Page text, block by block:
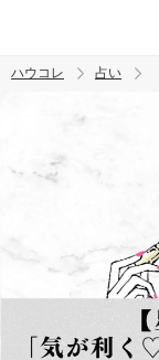
ハウコレ 占い